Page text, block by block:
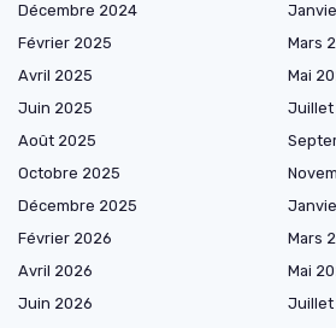
Décembre 2024
Février 2025
Mars
Avril 2025
Mai
Juin 2025
Juillet
Août 2025
Octobre 2025
Décembre 2025
Février 2026
Mars
Avril 2026
Mai
Juin 2026
Juillet